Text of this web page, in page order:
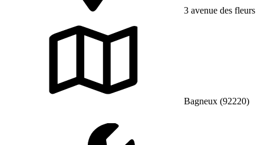
3 avenue des fleurs
Bagneux (92220)